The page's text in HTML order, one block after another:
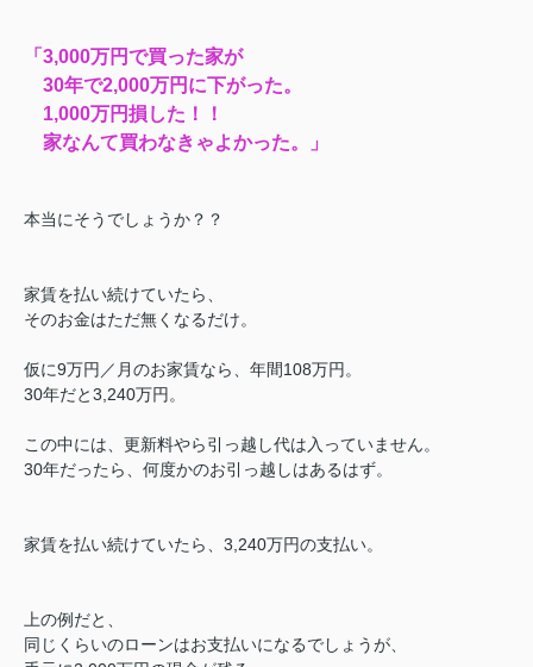
「3,000万円で買った家が
30年で2,000万円に下がった。
1,000万円損した！！
家なんて買わなきゃよかった。」
本当にそうでしょうか？？
家賃を払い続けていたら、
そのお金はただ無くなるだけ。
仮に9万円／月のお家賃なら、年間108万円。
30年だと3,240万円。
この中には、更新料やら引っ越し代は入っていません。
30年だったら、何度かのお引っ越しはあるはず。
家賃を払い続けていたら、3,240万円の支払い。
上の例だと、
同じくらいのローンはお支払いになるでしょうが、